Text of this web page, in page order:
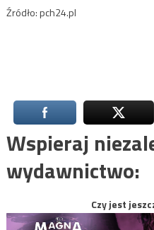
Źródło: pch24.pl
Wspieraj
wydawnictwo:
Czy jest